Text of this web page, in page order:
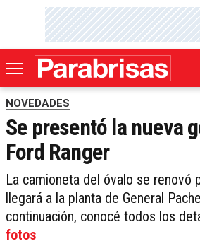
NOVEDADES
Se presentó la nueva
Ford Ranger
La camioneta del óvalo se renovó
llegará a la planta de General
continuación, conocé todos los
fotos